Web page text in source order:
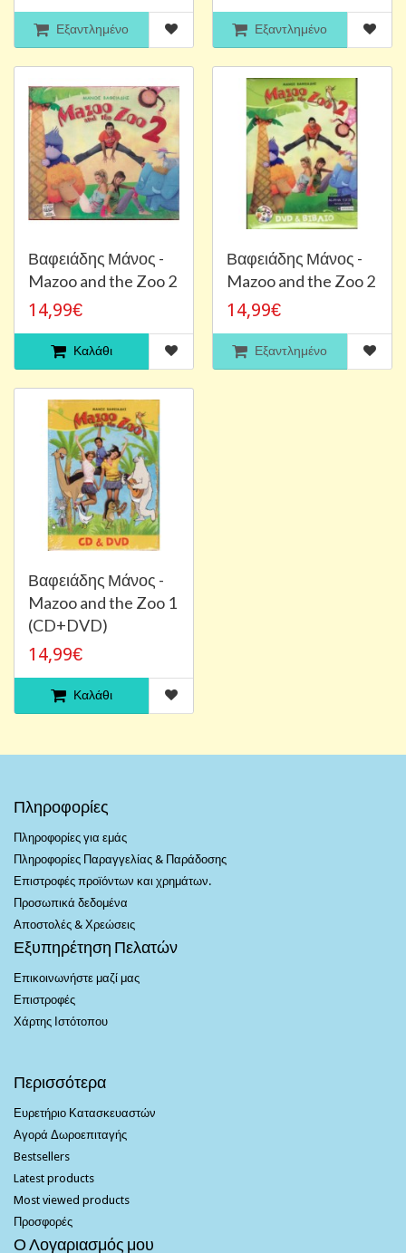
Εξαντλημένο Εξαντλημένο
Βαφειάδης Μάνος -
Mazoo and the Zoo 2
14,99€
Καλάθι
Βαφειάδης Μάνος -
Mazoo and the Zoo 2
14,99€
Εξαντλημένο
Βαφειάδης Μάνος -
Mazoo and the Zoo 1
(CD+DVD)
14,99€
Καλάθι
Πληροφορίες
Πληροφορίες για εμάς
Πληροφορίες Παραγγελίας & Παράδοσης
Επιστροφές προϊόντων και χρημάτων.
Προσωπικά δεδομένα
Αποστολές & Χρεώσεις
Εξυπηρέτηση Πελατών
Επικοινωνήστε μαζί μας
Επιστροφές
Χάρτης Ιστότοπου
Περισσότερα
Ευρετήριο Κατασκευαστών
Αγορά Δωροεπιταγής
Bestsellers
Latest products
Most viewed products
Προσφορές
Ο Λογαριασμός μου